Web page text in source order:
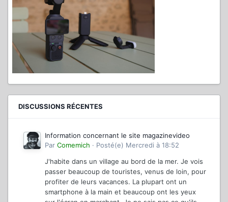
DISCUSSIONS RÉCENTES
Information concernant le site magazinevideo
Par Comemich · Posté(e) Mercredi à 18:52
J'habite dans un village au bord de la mer. Je vois
passer beaucoup de touristes, venus de loin, pour
profiter de leurs vacances. La plupart ont un
smartphone à la main et beaucoup ont les yeux